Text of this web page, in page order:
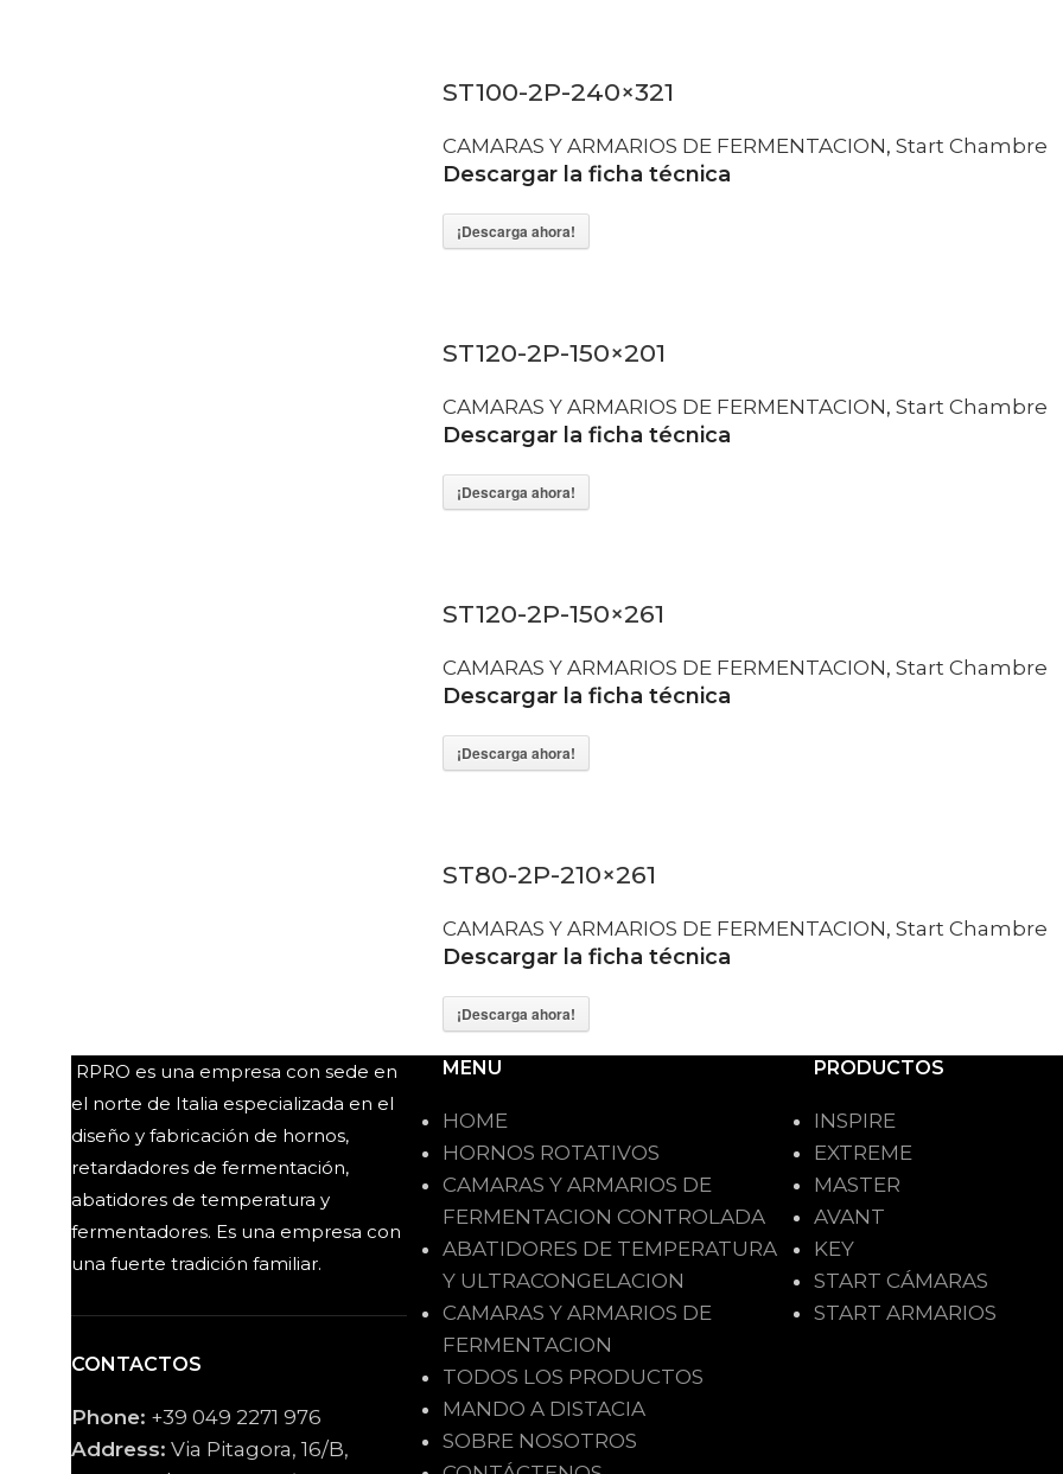
ST100-2P-240×321
CAMARAS Y ARMARIOS DE FERMENTACION, Start Chambre
Descargar la ficha técnica
¡Descarga ahora!
ST120-2P-150×201
CAMARAS Y ARMARIOS DE FERMENTACION, Start Chambre
Descargar la ficha técnica
¡Descarga ahora!
ST120-2P-150×261
CAMARAS Y ARMARIOS DE FERMENTACION, Start Chambre
Descargar la ficha técnica
¡Descarga ahora!
ST80-2P-210×261
CAMARAS Y ARMARIOS DE FERMENTACION, Start Chambre
Descargar la ficha técnica
¡Descarga ahora!
RPRO es una empresa con sede en
el norte de Italia especializada en el
diseño y fabricación de hornos,
retardadores de fermentación,
abatidores de temperatura y
fermentadores. Es una empresa con
una fuerte tradición familiar.
CONTACTOS
Phone: +39 049 2271 976
Address: Via Pitagora, 16/B,
MENU
HOME
HORNOS ROTATIVOS
CAMARAS Y ARMARIOS DE
FERMENTACION CONTROLADA
ABATIDORES DE TEMPERATURA
Y ULTRACONGELACION
CAMARAS Y ARMARIOS DE
FERMENTACION
TODOS LOS PRODUCTOS
MANDO A DISTACIA
SOBRE NOSOTROS
PRODUCTOS
INSPIRE
EXTREME
MASTER
AVANT
KEY
START CÁMARAS
START ARMARIOS